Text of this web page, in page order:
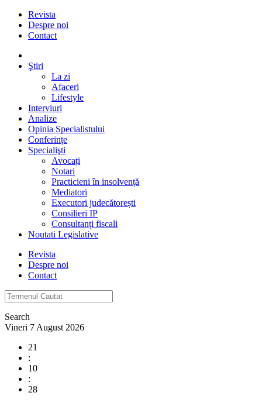
Revista
Despre noi
Contact
Ştiri
La zi
Afaceri
Lifestyle
Interviuri
Analize
Opinia Specialistului
Conferințe
Specialişti
Avocați
Notari
Practicieni în insolvență
Mediatori
Executori judecătorești
Consilieri IP
Consultanți fiscali
Noutati Legislative
Revista
Despre noi
Contact
Search
Vineri 7 August 2026
21
:
10
:
29